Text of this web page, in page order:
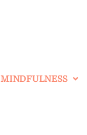
MINDFULNESS